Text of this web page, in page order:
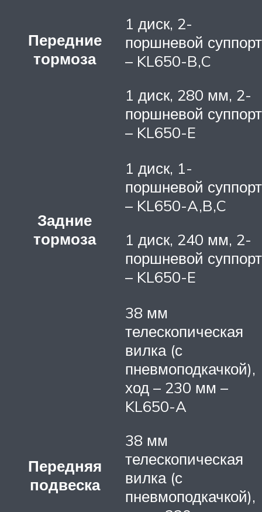
Передние
тормоза
1 диск, 2-
поршневой суппорт
– KL650-B,C
1 диск, 280 мм, 2-
поршневой суппорт
– KL650-E
Задние
тормоза
1 диск, 1-
поршневой суппорт
– KL650-A,B,C
1 диск, 240 мм, 2-
поршневой суппорт
– KL650-E
Передняя
подвеска
38 мм
телескопическая
вилка (с
пневмоподкачкой),
ход – 230 мм –
KL650-A
38 мм
телескопическая
вилка (с
пневмоподкачкой),